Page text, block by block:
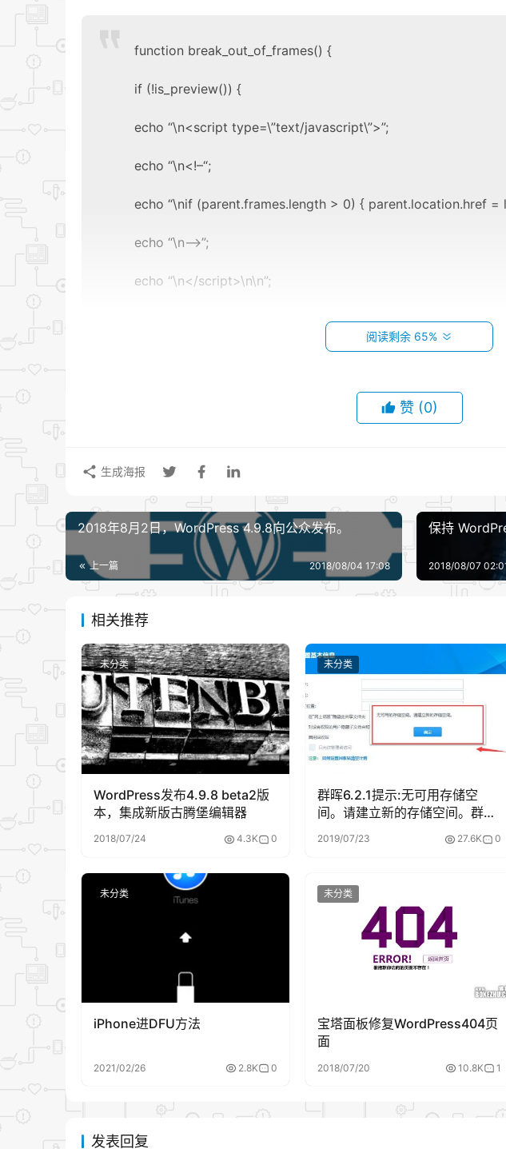
function break_out_of_frames() {
if (!is_preview()) {
echo “\n<script type=\”text/javascript\”>”;
echo “\n<!–“;
echo “\nif (parent.frames.length > 0) { parent.location.href =
echo “\n–>”;
echo “\n</script>\n\n”;
add_action(‘wp_head’, ‘break_out_of_frames’);
转，很烦人，你也可以做一下优化，判断是不是你的域名，如果是就不使用
二、X-Frame-Options防止 iframe 框架恶意调用
下面说一下通过修改 X-Frame-Options 响应头的方式，X-Frame-Options
DENY：
Allow-From [uri]：表示该页面可以在指定来源的 frame 中展示。
换一句话说，如果设置为 DENY，不光在别人的网站 frame 嵌入时会无法
另一方面，如果设置为 SAMEORIGIN，那么页面就可以在同域名页面的
SAMEORIGIN 即可，如果发现有很多人恶意利用 iframe 框架调用，那么
Options 的值的方法如下：
1.PHP 版本
WordPress 网站放到主题模板 header.php 文件中的标签前，其他建站程
配置 Apache 在所有页面上发送 X-Frame-Options 响应头，有两种办法：
2.1 在 Apache 主机的 httpd.conf 文件中需要把下面这行添加到’site’的配
Header always append X-Frame-Options SAMEORIGIN
阅读剩余 65%
赞 (0)
生成海报
2018年8月2日，WordPress 4.9.8向公众发布。
上一篇 2018/08/04 17:08
保持
2018/08/07
相关推荐
未分类
WordPress发布4.9.8 beta2版
本，集成新版古腾堡编辑器
2018/07/24 4.3K 0
未分类
群晖6.2.1提示:无可用存储空
间。请建立新的存储空间。群晖
2019/07/23 27.6K 0
未分类
iPhone进DFU方法
2021/02/26 2.8K 0
未分类
宝塔面板修复WordPress404页
面
2018/07/20 10.8K 1
发表回复